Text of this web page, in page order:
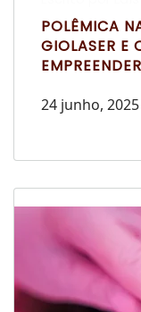
POLÊMICA
GIOLASER E
24 junho, 2025